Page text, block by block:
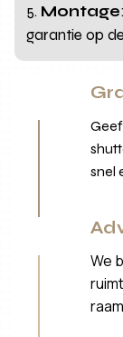
Montage
garantie op
snel
We